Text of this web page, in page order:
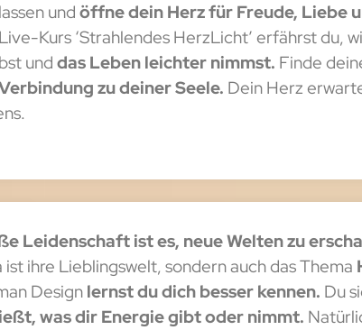
undöffne dein Herz für Freude, Liebe
Kurs ‘Strahlendes HerzLicht’ erfährst du,
unddas Leben leichter nimmst. Finde
zu deiner Seele. Dein Herz
Leidenschaft ist es, neue Welten zu
ist ihre Lieblingswelt, sondern auch das Thema
Designlernst du dich besser kennen. Du
was dir Energie gibt oder nimmt.